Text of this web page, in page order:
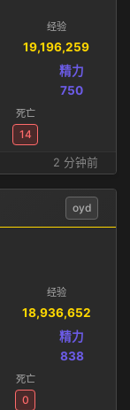
经验
19,196,259
精力
750
死亡
14
2 分钟前
oyd
经验
18,936,652
精力
838
死亡
0